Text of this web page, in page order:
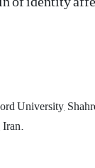
University,